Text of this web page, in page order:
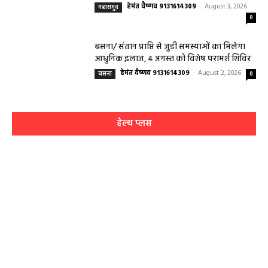
महासमुंद हेमंत वैष्णव 9131614309 - August 3, 2026
0
बसना/ संतान प्राप्ति से जुड़ी समस्याओं का मिलेगा
आधुनिक इलाज, 4 अगस्त को विशेष परामर्श शिविर
बसना हेमंत वैष्णव 9131614309 - August 2, 2026 0
हेल्थ प्लस